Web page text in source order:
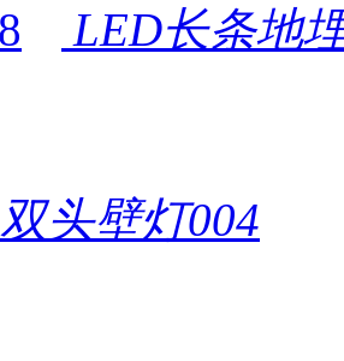
LED长条地
双头壁灯004